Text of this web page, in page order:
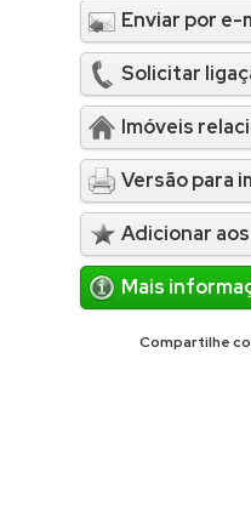
Enviar por e-
Solicitar
Imóveis
Versão para
Adicionar
Mais
Compartilhe